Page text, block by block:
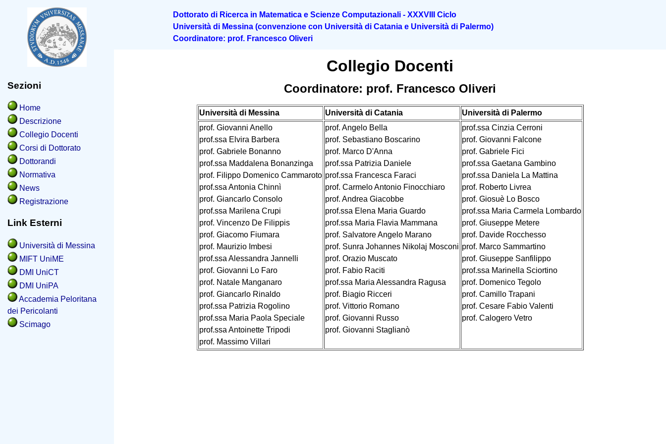
Dottorato di Ricerca in Matematica e Scienze Computazionali - XXXVIII Ciclo
Università di Messina (convenzione con Università di Catania e Università di Palermo)
Coordinatore: prof. Francesco Oliveri
Collegio Docenti
Coordinatore: prof. Francesco Oliveri
Università di Messina Università di Catania
Università di Palermo
prof. Giovanni Anello
prof.ssa Elvira Barbera
prof. Gabriele Bonanno
prof.ssa Maddalena Bonanzinga
prof. Filippo Domenico Cammaroto
prof.ssa Antonia Chinnì
prof. Giancarlo Consolo
prof.ssa Marilena Crupi
prof. Vincenzo De Filippis
prof. Giacomo Fiumara
prof. Maurizio Imbesi
prof.ssa Alessandra Jannelli
prof. Giovanni Lo Faro
prof. Natale Manganaro
prof. Giancarlo Rinaldo
prof.ssa Patrizia Rogolino
prof.ssa Maria Paola Speciale
prof.ssa Antoinette Tripodi
prof. Massimo Villari
prof. Angelo Bella
prof. Sebastiano Boscarino
prof. Marco D'Anna
prof.ssa Patrizia Daniele
prof.ssa Francesca Faraci
prof. Carmelo Antonio Finocchiaro
prof. Andrea Giacobbe
prof.ssa Elena Maria Guardo
prof.ssa Maria Flavia Mammana
prof. Salvatore Angelo Marano
prof. Sunra Johannes Nikolaj Mosconi
prof. Orazio Muscato
prof. Fabio Raciti
prof.ssa Maria Alessandra Ragusa
prof. Biagio Ricceri
prof. Vittorio Romano
prof. Giovanni Russo
prof. Giovanni Staglianò
prof.ssa Cinzia Cerroni
prof. Giovanni Falcone
prof. Gabriele Fici
prof.ssa Gaetana Gambino
prof.ssa Daniela La Mattina
prof. Roberto Livrea
prof. Giosuè Lo Bosco
prof.ssa Maria Carmela Lombardo
prof. Giuseppe Metere
prof. Davide Rocchesso
prof. Marco Sammartino
prof. Giuseppe Sanfilippo
prof.ssa Marinella Sciortino
prof. Domenico Tegolo
prof. Camillo Trapani
prof. Cesare Fabio Valenti
prof. Calogero Vetro
Sezioni
Home
Descrizione
Collegio Docenti
Corsi di Dottorato
Dottorandi
Normativa
News
Registrazione
Link Esterni
Università di Messina
MIFT UniME
DMI UniCT
DMI UniPA
Accademia Peloritana
dei Pericolanti
Scimago